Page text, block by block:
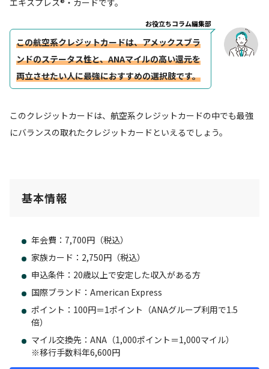
お役立ちコラム編集部
この航空系クレジットカードは、アメックスブラ
ンドのステータス性と、ANAマイルの高い還元を
両立させたい人に最強におすすめの選択肢です。
このクレジットカードは、航空系クレジットカードの中でも最強
にバランスの取れたクレジットカードといえるでしょう。
基本情報
年会費：7,700円（税込）
家族カード：2,750円（税込）
申込条件：20歳以上で安定した収入がある方
国際ブランド：American Express
ポイント：100円＝1ポイント（ANAグループ利用で1.5
倍）
マイル交換先：ANA（1,000ポイント＝1,000マイル）
※移行手数料年6,600円